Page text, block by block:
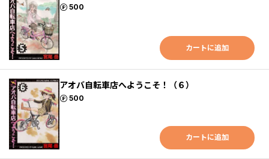
500
ポイント
カートに追加
アオバ自転車店へようこそ！（６）
500
ポイント
カートに追加